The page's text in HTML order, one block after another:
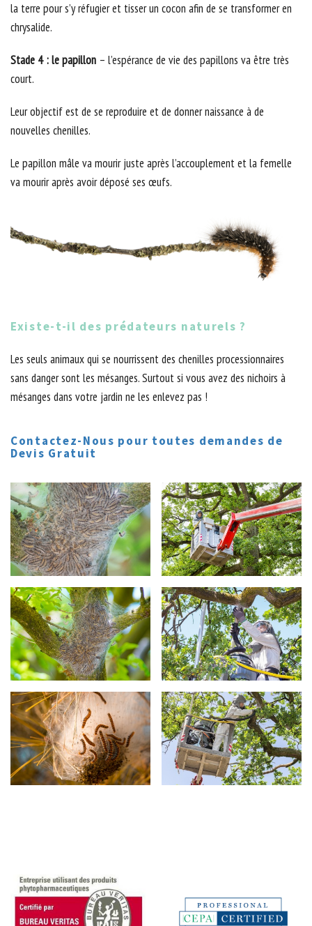
la terre pour s’y réfugier et tisser un cocon afin de se transformer en
chrysalide.
Stade 4 : le papillon – l’espérance de vie des papillons va être très
court.
Leur objectif est de se reproduire et de donner naissance à de
nouvelles chenilles.
Le papillon mâle va mourir juste après l’accouplement et la femelle
va mourir après avoir déposé ses œufs.
Existe-t-il des prédateurs naturels ?
Les seuls animaux qui se nourrissent des chenilles processionnaires
sans danger sont les mésanges. Surtout si vous avez des nichoirs à
mésanges dans votre jardin ne les enlevez pas !
Contactez-Nous pour toutes demandes de
Devis Gratuit